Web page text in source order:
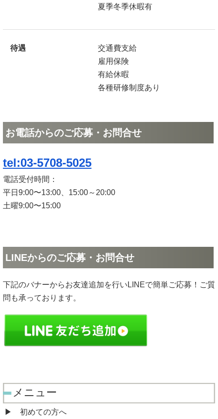
夏季冬季休暇有
待遇
交通費支給
雇用保険
有給休暇
各種研修制度あり
お電話からのご応募・お問合せ
tel:03-5708-5025
電話受付時間：
平日9:00〜13:00、15:00～20:00
土曜9:00〜15:00
LINEからのご応募・お問合せ
下記のバナーからお友達追加を行いLINEで簡単ご応募！ご質
問も承っております。
メニュー
初めての方へ